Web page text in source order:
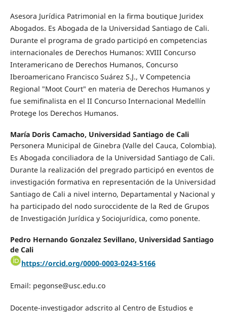
Asesora Jurídica Patrimonial en la firma boutique Juridex
Abogados. Es Abogada de la Universidad Santiago de Cali.
Durante el programa de grado participó en competencias
internacionales de Derechos Humanos: XVIII Concurso
Interamericano de Derechos Humanos, Concurso
Iberoamericano Francisco Suárez S.J., V Competencia
Regional "Moot Court" en materia de Derechos Humanos y
fue semifinalista en el II Concurso Internacional Medellín
Protege los Derechos Humanos.
María Doris Camacho, Universidad Santiago de Cali
Personera Municipal de Ginebra (Valle del Cauca, Colombia).
Es Abogada conciliadora de la Universidad Santiago de Cali.
Durante la realización del pregrado participó en eventos de
investigación formativa en representación de la Universidad
Santiago de Cali a nivel interno, Departamental y Nacional y
ha participado del nodo suroccidente de la Red de Grupos
de Investigación Jurídica y Sociojurídica, como ponente.
Pedro Hernando Gonzalez Sevillano, Universidad Santiago
de Cali
https://orcid.org/0000-0003-0243-5166
Email: pegonse@usc.edu.co
Docente-investigador adscrito al Centro de Estudios e